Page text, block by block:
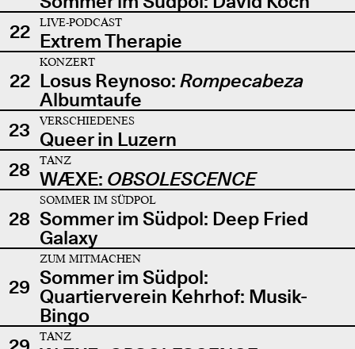
22
LIVE-PODCAST
Extrem Therapie
22
KONZERT
Losus Reynoso: Rompecabeza
Albumtaufe
23
VERSCHIEDENES
Queer in Luzern
28
TANZ
WÆXE: OBSOLESCENCE
28
SOMMER IM SÜDPOL
Sommer im Südpol: Deep Fried
Galaxy
29
ZUM MITMACHEN
Sommer im Südpol:
Quartierverein Kehrhof: Musik-
Bingo
TANZ